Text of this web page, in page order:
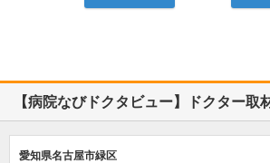
【病院なびドクタビュー】ドクター取
愛知県名古屋市緑区